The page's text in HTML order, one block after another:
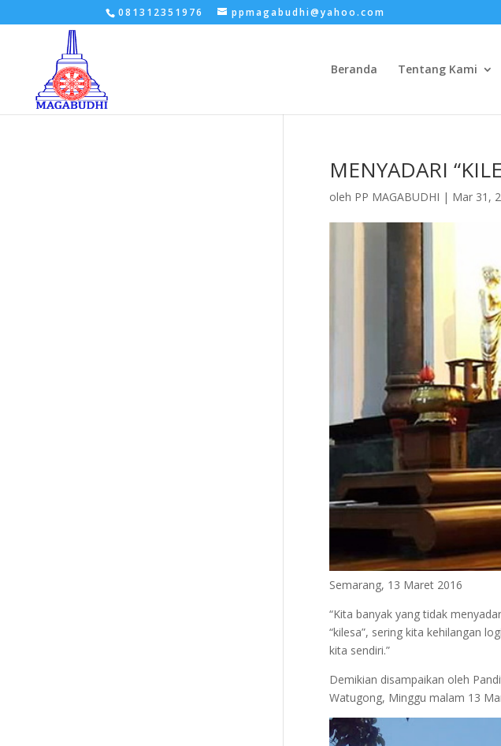
081312351976 ppmagabudhi@yahoo.com
Beranda Tentang Kami
MENYADARI
oleh PP MAGABUDHI | Mar 31,
Semarang, 13 Maret 2016
“Kita banyak yang tidak
“kilesa”, sering kita kehilangan
kita sendiri.”
Demikian disampaikan oleh
Watugong, Minggu malam 13